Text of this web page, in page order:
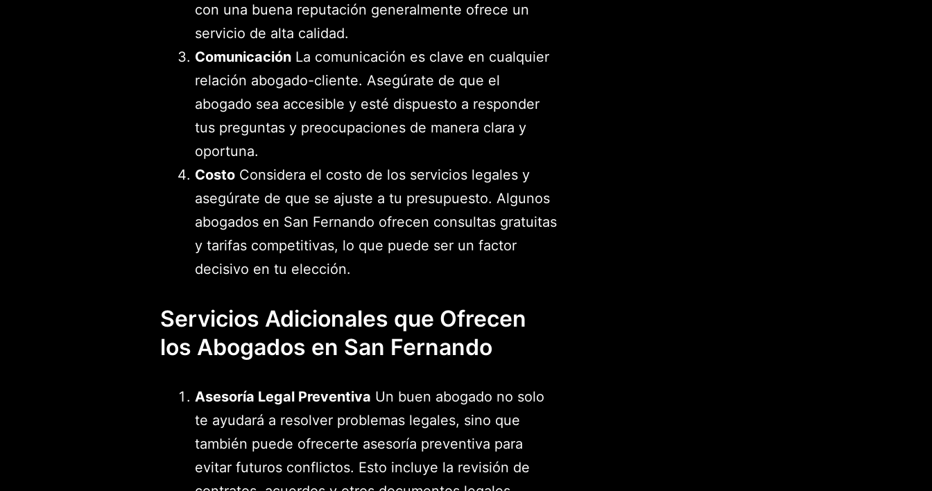
con una buena reputación generalmente ofrece un
servicio de alta calidad.
ComunicaciónLa comunicación es clave en cualquier
relación abogado-cliente. Asegúrate de que el
abogado sea accesible y esté dispuesto a responder
tus preguntas y preocupaciones de manera clara y
oportuna.
CostoConsidera el costo de los servicios legales y
asegúrate de que se ajuste a tu presupuesto. Algunos
abogados en San Fernando ofrecen consultas gratuitas
y tarifas competitivas, lo que puede ser un factor
decisivo en tu elección.
Servicios Adicionales que Ofrecen
los Abogados en San Fernando
Asesoría Legal Preventiva Un buen abogado no solo
te ayudará a resolver problemas legales, sino que
también puede ofrecerte asesoría preventiva para
evitar futuros conflictos. Esto incluye la revisión de